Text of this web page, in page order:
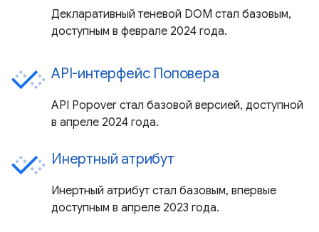
Декларативный теневой DOM стал базовым,
доступным в феврале 2024 года.
API-интерфейс Поповера
API Popover стал базовой версией, доступной
в апреле 2024 года.
Инертный атрибут
Инертный атрибут стал базовым, впервые
доступным в апреле 2023 года.